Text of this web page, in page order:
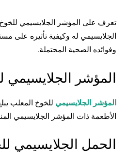
تعرف على المؤشر الجلايسيمي
الجلايسيمي له وكيفية تأثيره على
وفوائده الصحية المحتملة.
المؤشر الجلايسيمي
المؤشر الجلايسيمي للخوخ المعلب
الأطعمة ذات المؤشر الجلايسيمي
الحمل الجلايسيمي